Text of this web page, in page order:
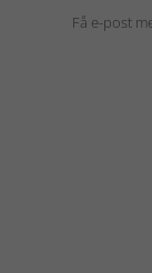
Få e-post